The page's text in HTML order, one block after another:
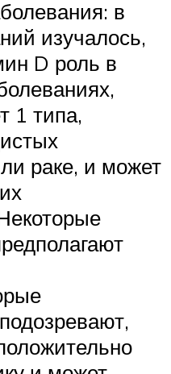
в
изучалось,
D роль в
1 типа,
раке, и может